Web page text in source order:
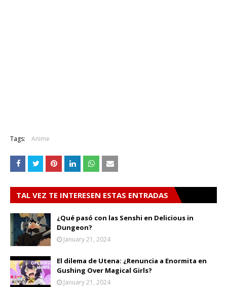
Tags: Anime
TAL VEZ TE INTERESEN ESTAS ENTRADAS
¿Qué pasó con las Senshi en Delicious in
Dungeon?
January 21, 2024
El dilema de Utena: ¿Renuncia a Enormita en
Gushing Over Magical Girls?
January 21, 2024